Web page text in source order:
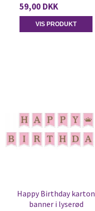
59,00 DKK
VIS PRODUKT
Happy Birthday karton
banner i lyserød